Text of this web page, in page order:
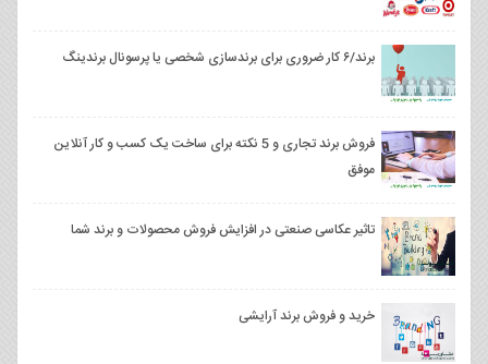
برند/۶ کار ضروری برای برندسازی شخصی یا پرسونال برندینگ
فروش برند تجاری و 5 نکته برای ساخت یک کسب و کار آنلاین
موفق
تاثیر عکاسی صنعتی در افزایش فروش محصولات و برند شما
خرید و فروش برند آرایشی